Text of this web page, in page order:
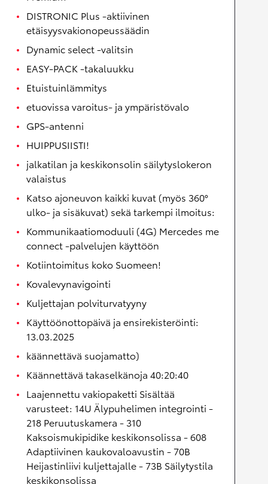
DISTRONIC Plus -aktiivinen
etäisyysvakionopeussäädin
Dynamic select -valitsin
EASY-PACK -takaluukku
Etuistuinlämmitys
etuovissa varoitus- ja ympäristövalo
GPS-antenni
HUIPPUSIISTI!
jalkatilan ja keskikonsolin säilytyslokeron
valaistus
Katso ajoneuvon kaikki kuvat (myös 360°
ulko- ja sisäkuvat) sekä tarkempi ilmoitus:
Kommunikaatiomoduuli (4G) Mercedes me
connect -palvelujen käyttöön
Kotiintoimitus koko Suomeen!
Kovalevynavigointi
Kuljettajan polviturvatyyny
Käyttöönottopäivä ja ensirekisteröinti:
13.03.2025
käännettävä suojamatto)
Käännettävä takaselkänoja 40:20:40
Laajennettu vakiopaketti Sisältää
varusteet: 14U Älypuhelimen integrointi -
218 Peruutuskamera - 310
Kaksoismukipidike keskikonsolissa - 608
Adaptiivinen kaukovaloavustin - 70B
Heijastinliivi kuljettajalle - 73B Säilytystila
keskikonsolissa